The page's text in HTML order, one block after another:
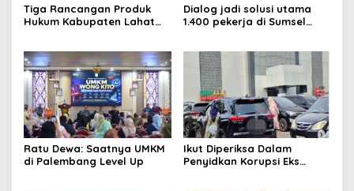
Tiga Rancangan Produk
Hukum Kabupaten Lahat
Dialog jadi solusi utama
1.400 pekerja di Sumsel
Ratu Dewa: Saatnya UMKM
di Palembang Level Up
Ikut Diperiksa Dalam
Penyidkan Korupsi Eks